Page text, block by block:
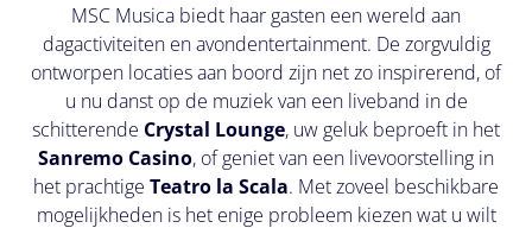
MSC Musica biedt haar gasten een wereld aan
dagactiviteiten en avondentertainment. De zorgvuldig
ontworpen locaties aan boord zijn net zo inspirerend, of
u nu danst op de muziek van een liveband in de
schitterende Crystal Lounge, uw geluk beproeft in het
Sanremo Casino, of geniet van een livevoorstelling in
het prachtige Teatro la Scala. Met zoveel beschikbare
mogelijkheden is het enige probleem kiezen wat u wilt